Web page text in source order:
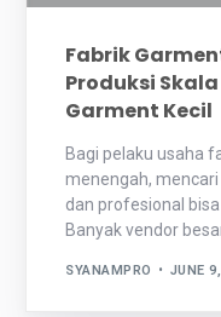
Fabrik
Produksi
Garment Kecil
Bagi pelaku usaha
menengah,
dan profesional
Banyak vendor
SYANAMPRO JUNE